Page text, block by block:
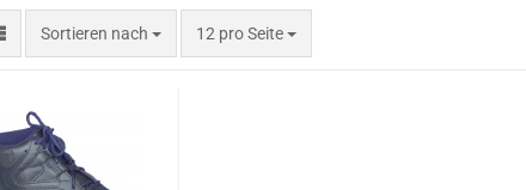
Sortieren nach
Sortieren nach 12 pro Seite
pro Seite